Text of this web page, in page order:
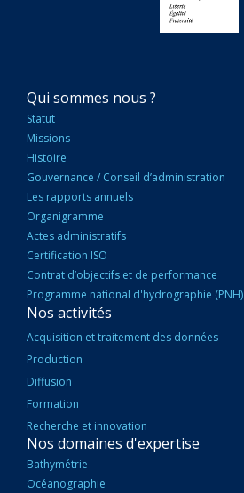
NAVIGATION
PRINCIPALE
Qui sommes nous ?
Statut
Missions
Histoire
Gouvernance / Conseil d’administration
Les rapports annuels
Organigramme
Actes administratifs
Certification ISO
Contrat d’objectifs et de performance
Programme national d'hydrographie (PNH)
Nos activités
Acquisition et traitement des données
Production
Diffusion
Formation
Recherche et innovation
Nos domaines d'expertise
Bathymétrie
Océanographie